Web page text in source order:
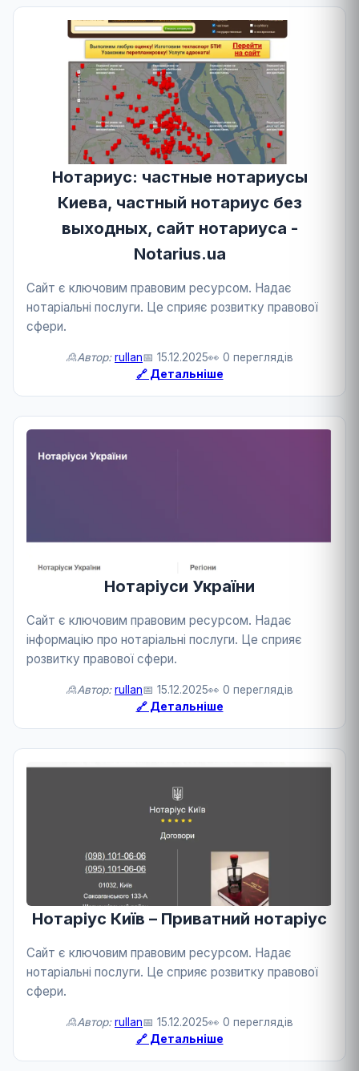
Нотариус: частные нотариусы
Киева, частный нотариус без
выходных, сайт нотариуса -
Notarius.ua
Сайт є ключовим правовим ресурсом. Надає
нотаріальні послуги. Це сприяє розвитку правової
сфери.
🙎Автор: rullan📅 15.12.2025👀 0 переглядів
🔗 Детальніше
Нотаріуси України
Сайт є ключовим правовим ресурсом. Надає
інформацію про нотаріальні послуги. Це сприяє
розвитку правової сфери.
🙎Автор: rullan📅 15.12.2025👀 0 переглядів
🔗 Детальніше
Нотаріус Київ – Приватний нотаріус
Сайт є ключовим правовим ресурсом. Надає
нотаріальні послуги. Це сприяє розвитку правової
сфери.
🙎Автор: rullan📅 15.12.2025👀 0 переглядів
🔗 Детальніше